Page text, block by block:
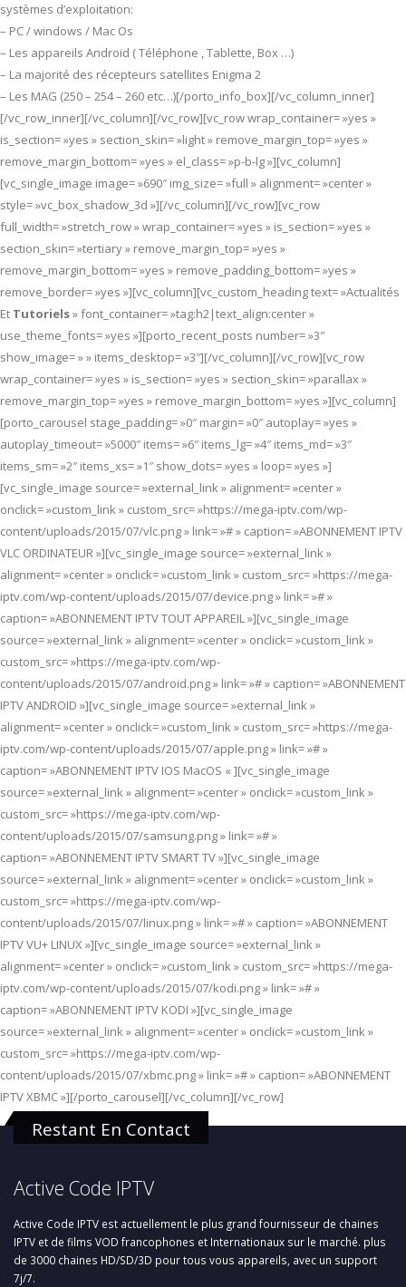
systèmes d’exploitation:
– PC / windows / Mac Os
– Les appareils Android ( Téléphone , Tablette, Box …)
– La majorité des récepteurs satellites Enigma 2
– Les MAG (250 – 254 – 260 etc…)[/porto_info_box][/vc_column_inner]
[/vc_row_inner][/vc_column][/vc_row][vc_row wrap_container= »yes »
is_section= »yes » section_skin= »light » remove_margin_top= »yes »
remove_margin_bottom= »yes » el_class= »p-b-lg »][vc_column]
[vc_single_image image= »690″ img_size= »full » alignment= »center »
style= »vc_box_shadow_3d »][/vc_column][/vc_row][vc_row
full_width= »stretch_row » wrap_container= »yes » is_section= »yes »
section_skin= »tertiary » remove_margin_top= »yes »
remove_margin_bottom= »yes » remove_padding_bottom= »yes »
remove_border= »yes »][vc_column][vc_custom_heading text= »Actualités
Et Tutoriels» font_container= »tag:h2|text_align:center »
use_theme_fonts= »yes »][porto_recent_posts number= »3″
show_image= » » items_desktop= »3″][/vc_column][/vc_row][vc_row
wrap_container= »yes » is_section= »yes » section_skin= »parallax »
remove_margin_top= »yes » remove_margin_bottom= »yes »][vc_column]
[porto_carousel stage_padding= »0″ margin= »0″ autoplay= »yes »
autoplay_timeout= »5000″ items= »6″ items_lg= »4″ items_md= »3″
items_sm= »2″ items_xs= »1″ show_dots= »yes » loop= »yes »]
[vc_single_image source= »external_link » alignment= »center »
onclick= »custom_link » custom_src= »https://mega-iptv.com/wp-
content/uploads/2015/07/vlc.png » link= »# » caption= »ABONNEMENT IPTV
VLC ORDINATEUR »][vc_single_image source= »external_link »
alignment= »center » onclick= »custom_link » custom_src= »https://mega-
iptv.com/wp-content/uploads/2015/07/device.png » link= »# »
caption= »ABONNEMENT IPTV TOUT APPAREIL »][vc_single_image
source= »external_link » alignment= »center » onclick= »custom_link »
custom_src= »https://mega-iptv.com/wp-
content/uploads/2015/07/android.png » link= »# » caption= »ABONNEMENT
IPTV ANDROID »][vc_single_image source= »external_link »
alignment= »center » onclick= »custom_link » custom_src= »https://mega-
iptv.com/wp-content/uploads/2015/07/apple.png » link= »# »
caption= »ABONNEMENT IPTV IOS MacOS « ][vc_single_image
source= »external_link » alignment= »center » onclick= »custom_link »
custom_src= »https://mega-iptv.com/wp-
content/uploads/2015/07/samsung.png » link= »# »
caption= »ABONNEMENT IPTV SMART TV »][vc_single_image
source= »external_link » alignment= »center » onclick= »custom_link »
custom_src= »https://mega-iptv.com/wp-
content/uploads/2015/07/linux.png » link= »# » caption= »ABONNEMENT
IPTV VU+ LINUX »][vc_single_image source= »external_link »
alignment= »center » onclick= »custom_link » custom_src= »https://mega-
iptv.com/wp-content/uploads/2015/07/kodi.png » link= »# »
caption= »ABONNEMENT IPTV KODI »][vc_single_image
source= »external_link » alignment= »center » onclick= »custom_link »
custom_src= »https://mega-iptv.com/wp-
content/uploads/2015/07/xbmc.png » link= »# » caption= »ABONNEMENT
IPTV XBMC »][/porto_carousel][/vc_column][/vc_row]
Restant En Contact
Active Code IPTV
Active Code IPTV est actuellement le plus grand fournisseur de chaines
IPTV et de films VOD francophones et Internationaux sur le marché. plus
de 3000 chaines HD/SD/3D pour tous vous appareils, avec un support
7j/7.